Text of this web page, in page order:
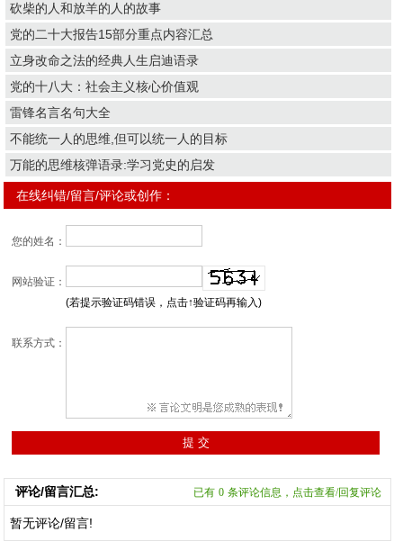
砍柴的人和放羊的人的故事
党的二十大报告15部分重点内容汇总
立身改命之法的经典人生启迪语录
党的十八大：社会主义核心价值观
雷锋名言名句大全
不能统一人的思维,但可以统一人的目标
万能的思维核弹语录:学习党史的启发
在线纠错/留言/评论或创作：
您的姓名：
网站验证：
(若提示验证码错误，点击↑验证码再输入)
联系方式：
评论/留言汇总: 已有 0 条评论信息，点击查看/回复评论
暂无评论/留言!